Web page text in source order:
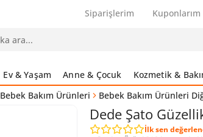
Siparişlerim Kuponlarım
Ev & Yaşam Anne & Çocuk Kozmetik &
Bebek Bakım Ürünleri Bebek Bakım Ürünleri
Dede Şato
İlk sen